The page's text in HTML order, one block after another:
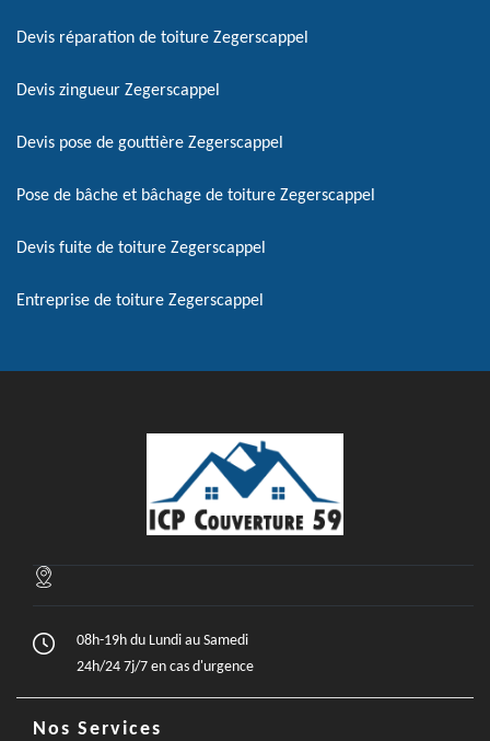
Devis réparation de toiture Zegerscappel
Devis zingueur Zegerscappel
Devis pose de gouttière Zegerscappel
Pose de bâche et bâchage de toiture Zegerscappel
Devis fuite de toiture Zegerscappel
Entreprise de toiture Zegerscappel
08h-19h du Lundi au Samedi
24h/24 7j/7 en cas d'urgence
Nos Services